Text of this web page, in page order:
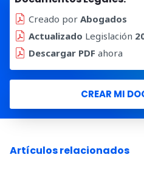
Creado por Abogados
Actualizado Legislación
Descargar PDF ahora
CREAR MI
Artículos relacionados